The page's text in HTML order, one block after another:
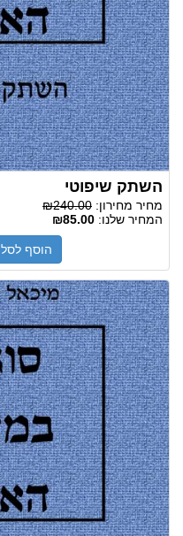
השתק שיפוטי
מחיר מחירון: ₪240.00
המחיר שלנו: ₪85.00
הוסף לסל